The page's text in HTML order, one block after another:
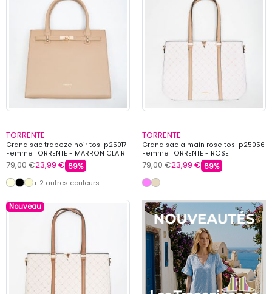
TORRENTE
Grand sac trapeze noir tos-p25017
Femme TORRENTE - MARRON CLAIR
79,00 €23,99 € 69%
+ 2 autres couleurs
TORRENTE
Grand sac a main rose tos-p25056
Femme TORRENTE - ROSE
79,00 €23,99 € 69%
Nouveau